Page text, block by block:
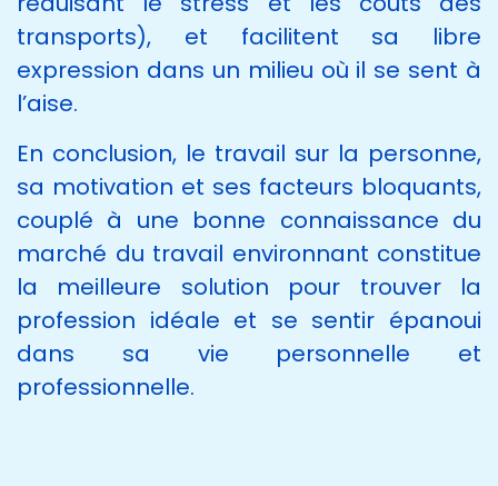
transports), et facilitent sa libre
expression dans un milieu où il se sent à
l’aise.
En conclusion, le travail sur la personne,
sa motivation et ses facteurs bloquants,
couplé à une bonne connaissance du
marché du travail environnant constitue
la meilleure solution pour trouver la
profession idéale et se sentir épanoui
dans sa vie personnelle et
professionnelle.